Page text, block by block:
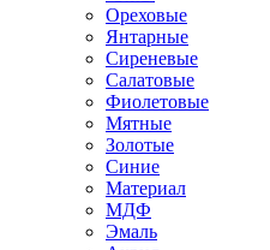
Ореховые
Янтарные
Сиреневые
Салатовые
Фиолетовые
Мятные
Золотые
Синие
Материал
МДФ
Эмаль